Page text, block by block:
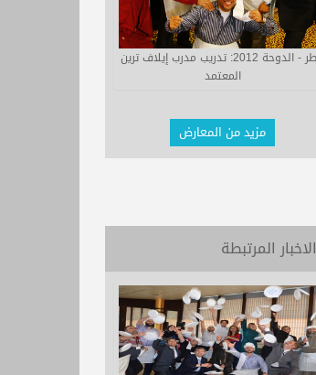
قطر - الدوحة 2012: تدريب مدرب إيلاف ترين
المعتمد
مزيد من المعارض
الاخبار المرتبطة